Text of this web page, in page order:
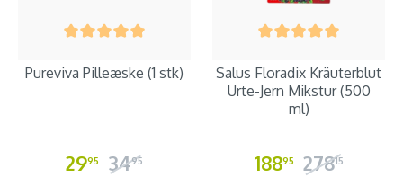
Pureviva Pilleæske (1 stk)
2995 3495
Salus Floradix Kräuterblut
Urte-Jern Mikstur (500
ml)
18895 27815